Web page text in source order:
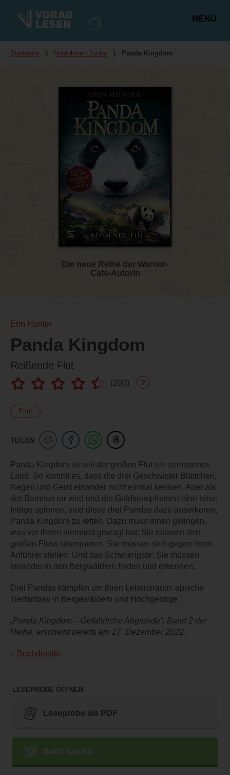
MENÜ
Du bist hier
Startseite ❭ Vorablesen Junior ❭ Panda Kingdom
Die neue Reihe der Warrior-
Cats-Autorin
Erin Hunter
Panda Kingdom
Reißende Flut
(200) ?
Print
TEILEN
Panda Kingdom ist seit der großen Flut ein zerrissenes
Land. So kommt es, dass die drei Geschwister Blättchen,
Regen und Geist einander nicht einmal kennen. Aber als
der Bambus rar wird und die Goldstumpfnasen eine böse
Intrige spinnen, sind diese drei Pandas dazu auserkoren,
Panda Kingdom zu retten. Dazu muss ihnen gelingen,
was vor ihnen niemand gewagt hat: Sie müssen den
großen Fluss überqueren. Sie müssen sich gegen ihren
Anführer stellen. Und das Schwierigste: Sie müssen
einander in den Bergwäldern finden und erkennen.
Drei Pandas kämpfen um ihren Lebensraum: epische
Tierfantasy in Bergewäldern und Hochgebirge.
„Panda Kingdom – Gefährliche Abgründe“, Band 2 der
Reihe, erscheint bereits am 27. Dezember 2022.
Buchdetails
LESEPROBE ÖFFNEN
Leseprobe als PDF
Buch kaufen